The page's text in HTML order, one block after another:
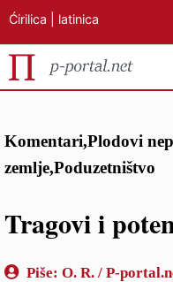
Ćirilica latinica
Komentari,Plodovi
zemlje,Poduzetništvo
Tragovi i
Piše: O. R. / P-